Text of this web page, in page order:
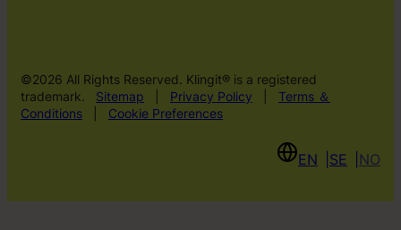
©2026 All Rights Reserved. Klingit® is a registered
trademark.
Sitemap Privacy Policy
Terms ＆
Conditions
Cookie Preferences
EN SE NO